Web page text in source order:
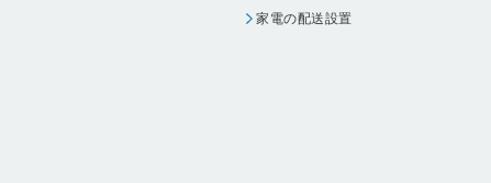
家電の配送設置